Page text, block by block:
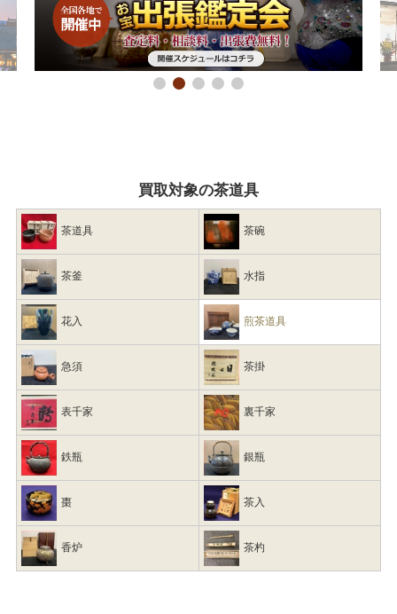
買取対象の茶道具
茶道具 茶碗
茶釜 水指
花入 煎茶道具
急須 茶掛
表千家 裏千家
鉄瓶 銀瓶
棗 茶入
香炉 茶杓